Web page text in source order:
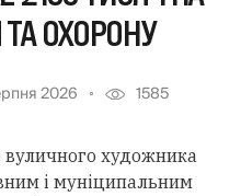
ОХОРОНУ
2026 1585
художника
і муніципальним